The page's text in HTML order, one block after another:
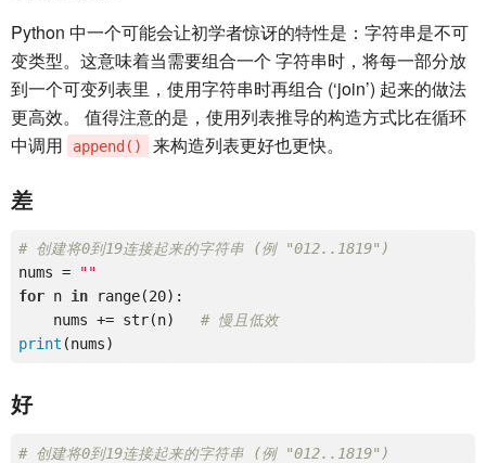
Python 中一个可能会让初学者惊讶的特性是：字符串是不可
变类型。这意味着当需要组合一个 字符串时，将每一部分放
到一个可变列表里，使用字符串时再组合 (‘join’) 起来的做法
更高效。 值得注意的是，使用列表推导的构造方式比在循环
中调用
append() 来构造列表更好也更快。
差
# 创建将0到19连接起来的字符串 (例 "012..1819")
nums =
""
for n in range(20):
    nums += str(n)
# 慢且低效
print
好
# 创建将0到19连接起来的字符串 (例 "012..1819")